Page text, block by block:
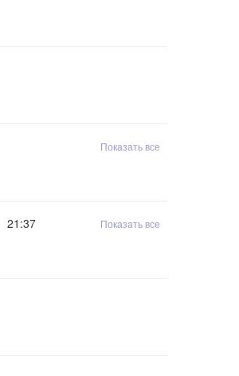
Показать все
21:37 Показать все